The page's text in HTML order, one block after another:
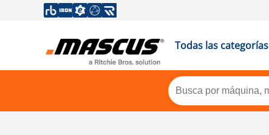
Todas las categorías